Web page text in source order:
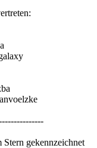
gekennzeichnet